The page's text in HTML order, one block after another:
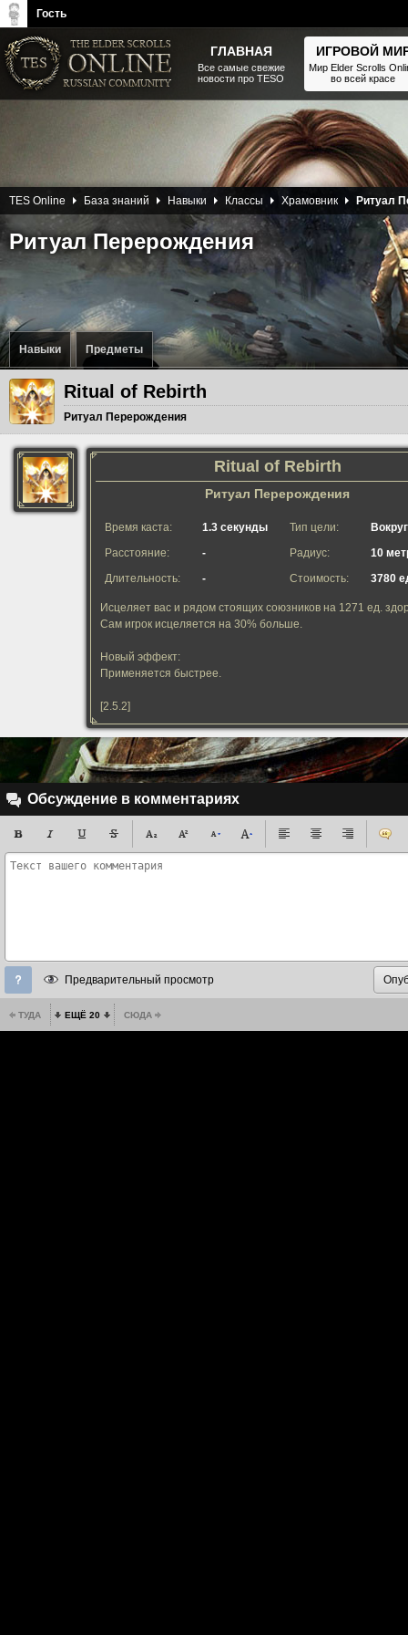
Навыки Предметы
Ритуал Перерождения
TES Online База знаний Навыки Классы Храмовник Ритуал
Ritual of Rebirth
Ритуал Перерождения
Ritual of Rebirth
Ритуал Перерождения
Время каста: 1.3 секунды Тип цели:
Вокруг
Расстояние:
- Радиус:
10
Длительность:
- Стоимость: 3780
Исцеляет вас и рядом стоящих союзников на 1271 ед.
Сам игрок исцеляется на 30% больше.
Новый эффект:
Применяется быстрее.
[2.5.2]
Обсуждение в комментариях
Предварительный просмотр
ТУДА ЕЩЁ 20 СЮДА
ГЛАВНАЯ
Все самые свежие
новости про TESO
ИГРОВОЙ
Мир Elder Scrolls
во всей красе
Гость